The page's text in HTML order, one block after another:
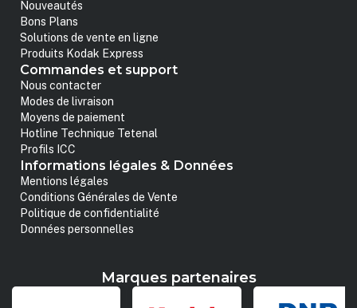
Nouveautés
Bons Plans
Solutions de vente en ligne
Produits Kodak Express
Commandes et support
Nous contacter
Modes de livraison
Moyens de paiement
Hotline Technique Tetenal
Profils ICC
Informations légales & Données
Mentions légales
Conditions Générales de Vente
Politique de confidentialité
Données personnelles
Marques partenaires